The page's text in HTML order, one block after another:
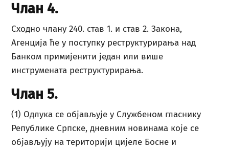
Члан 4.
Сходно члану 240. став 1. и став 2. Закона,
Агенција ће у поступку реструктурирања над
Банком примијенити један или више
инструмената реструктурирања.
Члан 5.
(1) Одлука се објављује у Службеном гласнику
Републике Српске, дневним новинама које се
објављују на територији цијеле Босне и